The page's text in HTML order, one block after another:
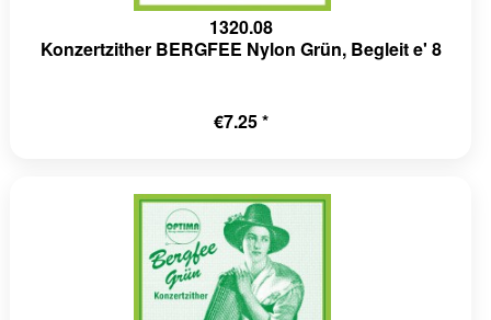
1320.08
Konzertzither BERGFEE Nylon Grün, Begleit e' 8
€7.25 *